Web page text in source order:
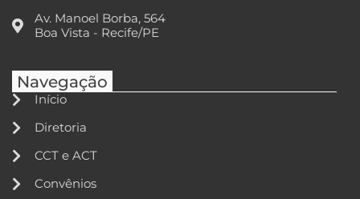
Av. Manoel Borba, 564
Boa Vista - Recife/PE
Navegação
Início
Diretoria
CCT e ACT
Convênios